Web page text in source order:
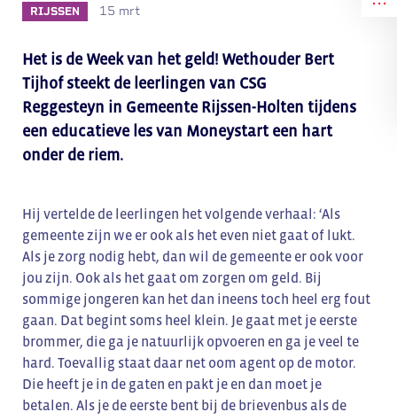
RIJSSEN 15 mrt
Het is de Week van het geld! Wethouder Bert
Tijhof steekt de leerlingen van CSG
Reggesteyn in Gemeente Rijssen-Holten tijdens
een educatieve les van Moneystart een hart
onder de riem.
Hij vertelde de leerlingen het volgende verhaal: ‘Als
gemeente zijn we er ook als het even niet gaat of lukt.
Als je zorg nodig hebt, dan wil de gemeente er ook voor
jou zijn. Ook als het gaat om zorgen om geld. Bij
sommige jongeren kan het dan ineens toch heel erg fout
gaan. Dat begint soms heel klein. Je gaat met je eerste
brommer, die ga je natuurlijk opvoeren en ga je veel te
hard. Toevallig staat daar net oom agent op de motor.
Die heeft je in de gaten en pakt je en dan moet je
betalen. Als je de eerste bent bij de brievenbus als de